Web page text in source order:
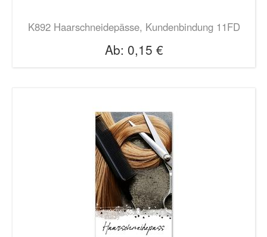
K892 Haarschneidepässe, Kundenbindung 11FD
Ab: 0,15 €